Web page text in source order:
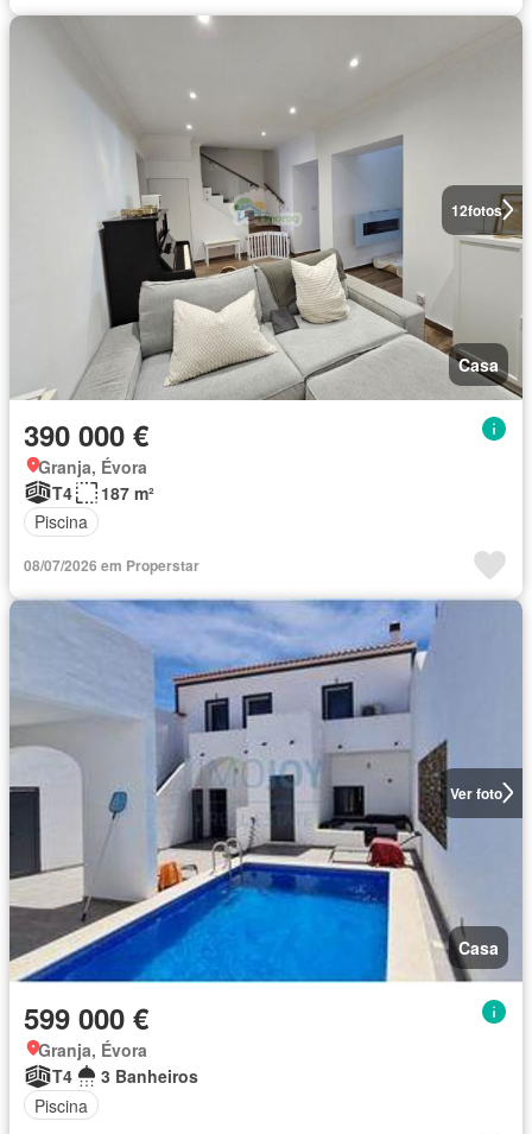
12fotos
Casa
390 000 €
Granja, Évora
T4
187 m²
Piscina
08/07/2026 em Properstar
Ver foto
Casa
599 000 €
Granja, Évora
T4
3 Banheiros
Piscina